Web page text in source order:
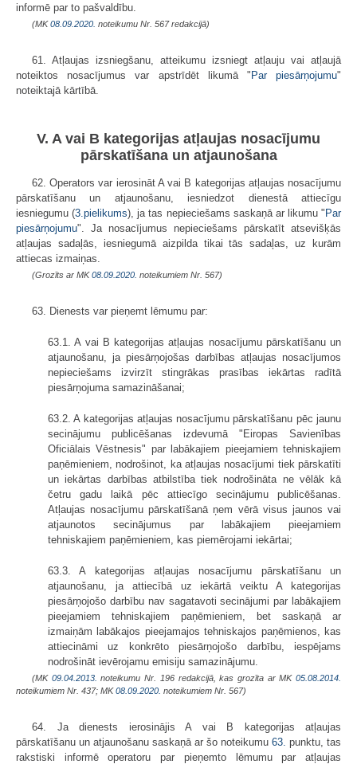
informē par to pašvaldību.
(MK08.09.2020. noteikumu Nr. 567 redakcijā)
61. Atļaujas izsniegšanu, atteikumu izsniegt atļauju vai atļaujā
noteiktos nosacījumus var apstrīdēt likumā " Par piesārņojumu"
noteiktajā kārtībā.
V. A vai B kategorijas atļaujas nosacījumu
pārskatīšana un atjaunošana
62. Operators var ierosināt A vai B kategorijas atļaujas nosacījumu
pārskatīšanu un atjaunošanu, iesniedzot dienestā attiecīgu
iesniegumu (3.pielikums), ja tas nepieciešams saskaņā ar likumu " Par
piesārņojumu". Ja nosacījumus nepieciešams pārskatīt atsevišķās
atļaujas sadaļās, iesniegumā aizpilda tikai tās sadaļas, uz kurām
attiecas izmaiņas.
(Grozīts ar MK08.09.2020. noteikumiem Nr. 567)
63. Dienests var pieņemt lēmumu par:
63.1. A vai B kategorijas atļaujas nosacījumu pārskatīšanu un
atjaunošanu, ja piesārņojošas darbības atļaujas nosacījumos
nepieciešams izvirzīt stingrākas prasības iekārtas radītā
piesārņojuma samazināšanai;
63.2. A kategorijas atļaujas nosacījumu pārskatīšanu pēc jaunu
secinājumu publicēšanas izdevumā "Eiropas Savienības
Oficiālais Vēstnesis" par labākajiem pieejamiem tehniskajiem
paņēmieniem, nodrošinot, ka atļaujas nosacījumi tiek pārskatīti
un iekārtas darbības atbilstība tiek nodrošināta ne vēlāk kā
četru gadu laikā pēc attiecīgo secinājumu publicēšanas.
Atļaujas nosacījumu pārskatīšanā ņem vērā visus jaunos vai
atjaunotos secinājumus par labākajiem pieejamiem
tehniskajiem paņēmieniem, kas piemērojami iekārtai;
63.3. A kategorijas atļaujas nosacījumu pārskatīšanu un
atjaunošanu, ja attiecībā uz iekārtā veiktu A kategorijas
piesārņojošo darbību nav sagatavoti secinājumi par labākajiem
pieejamiem tehniskajiem paņēmieniem, bet saskaņā ar
izmaiņām labākajos pieejamajos tehniskajos paņēmienos, kas
attiecināmi uz konkrēto piesārņojošo darbību, iespējams
nodrošināt ievērojamu emisiju samazinājumu.
(MK 09.04.2013. noteikumu Nr. 196 redakcijā, kas grozīta ar MK05.08.2014.
noteikumiem Nr. 437; MK08.09.2020. noteikumiem Nr. 567)
64. Ja dienests ierosinājis A vai B kategorijas atļaujas
pārskatīšanu un atjaunošanu saskaņā ar šo noteikumu 63. punktu, tas
rakstiski informē operatoru par pieņemto lēmumu par atļaujas